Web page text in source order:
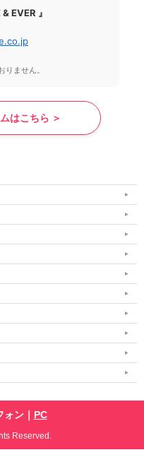
EVER 』
ません。
はこちら ＞
ン｜ PC
Reserved.